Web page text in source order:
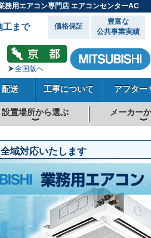
務用エアコン専門店 エアコンセンターAC
工まで 価格保証
豊富な
公共事業実績
全国版へ
配送 工事について アフター
設置場所から選ぶ メーカー
域対応いたします